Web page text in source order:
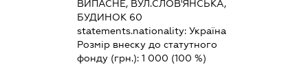
ВИПАСНЕ, ВУЛ.СЛОВ'ЯНСЬКА,
БУДИНОК 60
statements.nationality: Україна
Розмір внеску до статутного
фонду (грн.): 1 000 (100 %)